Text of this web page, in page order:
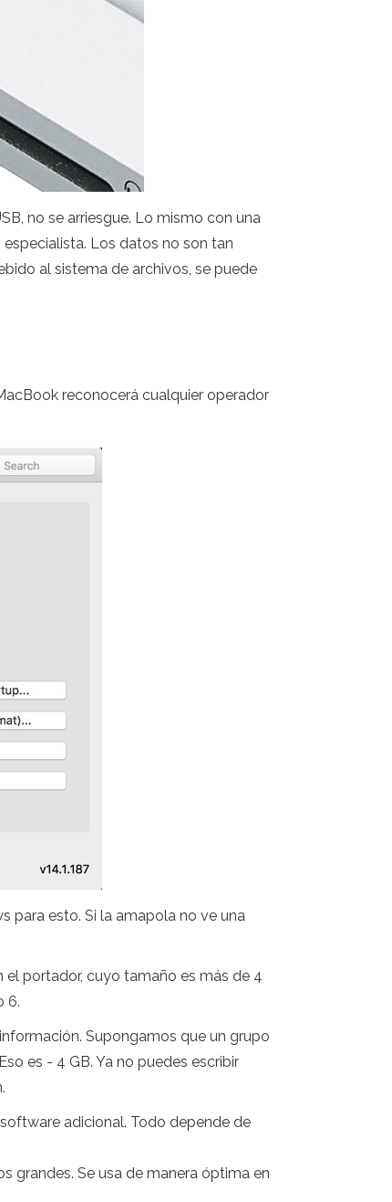
no se arriesgue. Lo mismo con una
Los datos no son tan
al sistema de archivos, se puede
reconocerá cualquier operador
para esto. Si la amapola no ve una
el portador, cuyo tamaño es más de 4
6.
Supongamos que un grupo
es - 4 GB. Ya no puedes escribir
adicional. Todo depende de
grandes. Se usa de manera óptima en